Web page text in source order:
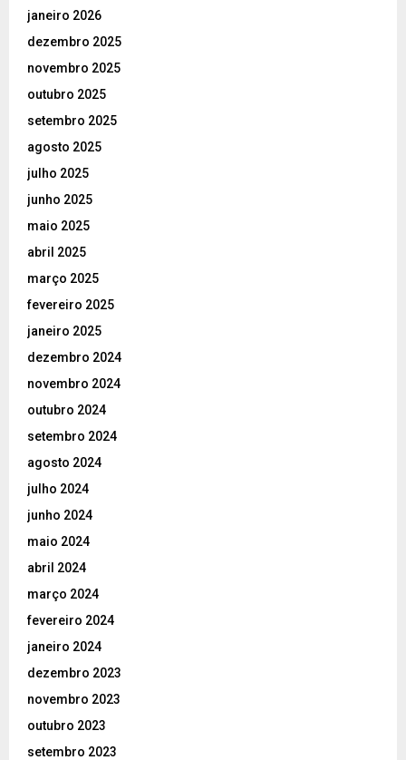
janeiro 2026
dezembro 2025
novembro 2025
outubro 2025
setembro 2025
agosto 2025
julho 2025
junho 2025
maio 2025
abril 2025
março 2025
fevereiro 2025
janeiro 2025
dezembro 2024
novembro 2024
outubro 2024
setembro 2024
agosto 2024
julho 2024
junho 2024
maio 2024
abril 2024
março 2024
fevereiro 2024
janeiro 2024
dezembro 2023
novembro 2023
outubro 2023
setembro 2023